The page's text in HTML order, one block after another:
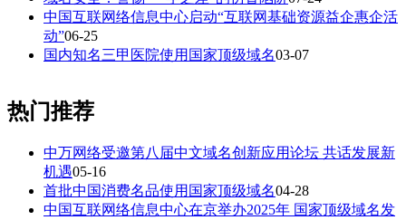
中国互联网络信息中心启动“互联网基础资源益企惠企活
动”06-25
国内知名三甲医院使用国家顶级域名03-07
热门推荐
中万网络受邀第八届中文域名创新应用论坛 共话发展新
机遇05-16
首批中国消费名品使用国家顶级域名04-28
中国互联网络信息中心在京举办2025年 国家顶级域名发